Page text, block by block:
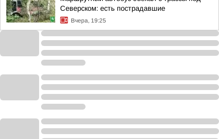
Северском: есть пострадавшие
Вчера, 19:25